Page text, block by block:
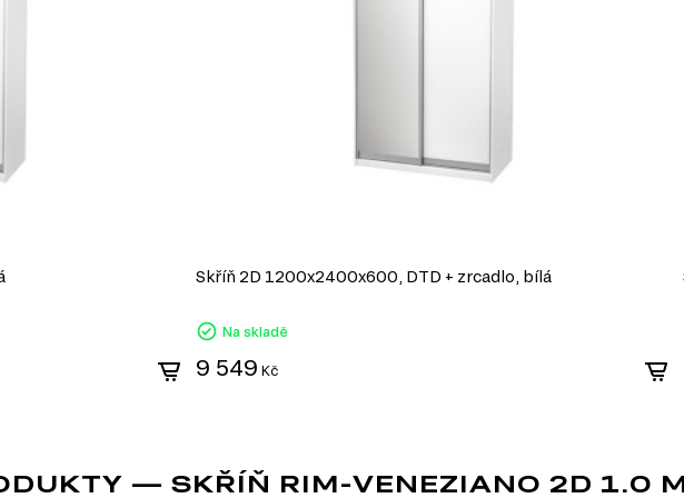
Optické zvětšení prostoru: Průhledné nebo
interiéru a vizuálně zvětšuje prostor.
který dodá prostoru eleganci a lehkost.
Skříň 2D 1200x2400x600, DTD + zrcadlo, bílá
Na skladě
9 549 Kč
— SKŘÍŇ RIM-VENEZIANO 2D 1.0